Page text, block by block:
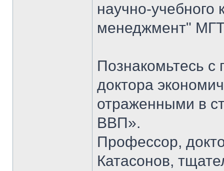
научно-
менеджмент"
Познакомьтесь
доктора
отраженными в
ВВП».
Профессор,
Катасонов,